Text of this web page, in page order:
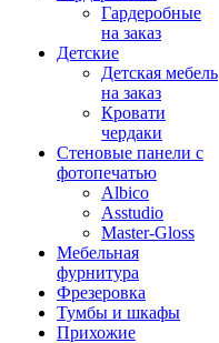
Гардеробные
на заказ
Детские
Детская мебель
на заказ
Кровати
чердаки
Стеновые панели с
фотопечатью
Albico
Asstudio
Master-Gloss
Мебельная
фурнитура
Фрезеровка
Тумбы и шкафы
Прихожие